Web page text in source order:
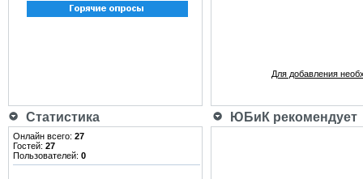
Для добавления
Статистика ЮБиК рекомендует
Онлайн всего: 27
Гостей: 27
Пользователей: 0